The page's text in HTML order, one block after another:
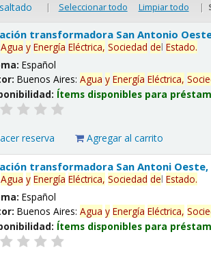
| Seleccionar todo Limpiar todo |
transformadora San Antonio
Agua y Energía Eléctrica, Sociedad delEstado.
Español
Buenos Aires:Agua y Energía Eléctrica,
Ítems disponibles para
reserva Agregar al carrito
transformadora San Antoni
Agua y Energía Eléctrica, Sociedad delEstado.
Español
Buenos Aires:Agua y Energía Eléctrica,
Ítems disponibles para